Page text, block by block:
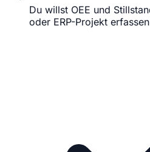
Du willst OEE und
oder ERP-Projekt erfassen